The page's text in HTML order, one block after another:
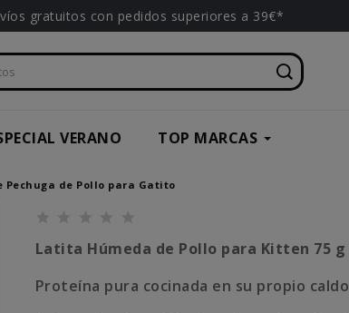
gratuitos con pedidos superiores a 39€*
VERANO TOP MARCAS
Pechuga de Pollo para Gatito
Latita Húmeda de Pollo para Kitten 75 g
Proteína pura cocinada en su propio caldo